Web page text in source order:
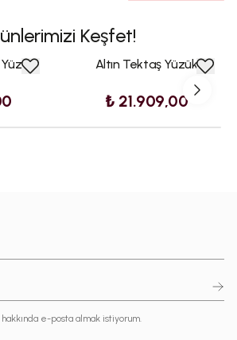
Keşfet!
Altın Tektaş Yüzük
₺ 21.909,00
e-posta almak istiyorum.